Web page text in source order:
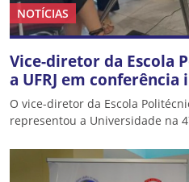
NOTÍCIAS
Vice-diretor da Escola
a UFRJ em
O vice-diretor da Escola
representou a Universidade na